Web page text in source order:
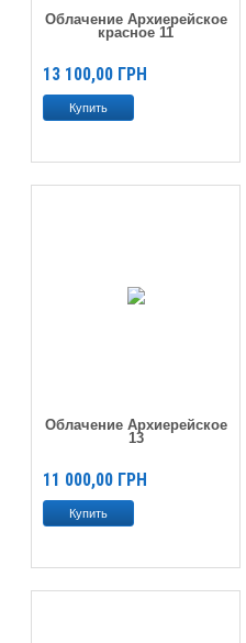
Облачение Архиерейское
красное 11
13 100,00 ГРН
Облачение Архиерейское
13
11 000,00 ГРН